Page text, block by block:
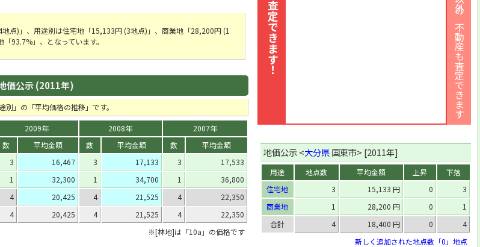
点)」、用途別は住宅地「15,133円 (3地点)」、商業地「28,200円 (1
93.7%」、となっています。
価公示 (2011年)
」の「平均価格の推移」です。
2009年 2008年
2007年
数 平均金額 数 平均金額 数
平均金額
3 16,467 3 17,133 3
17,533
1 32,300 1 34,700 1
36,800
4 20,425 4 21,525 4
22,350
4 20,425 4 21,525 4
22,350
※[林地]は「10a」の価格です
※土地以外の不動産も査定できます
地価公示 <大分県国東市> [2011年]
用途 地点数 平均金額 上昇
下落
住宅地
3 15,133 円 0
3
商業地
1 28,200 円 0
1
合計
4 18,400 円 0
4
新しく追加された地点数「0」地点